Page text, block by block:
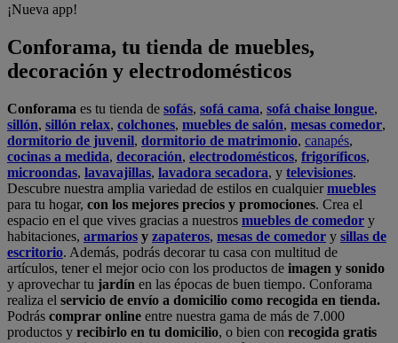
¡Nueva app!
Conforama, tu tienda de muebles,
decoración y electrodomésticos
Conforama es tu tienda de sofás, sofá cama, sofá chaise longue,
sillón, sillón relax, colchones, muebles de salón, mesas comedor,
dormitorio de juvenil, dormitorio de matrimonio, canapés,
cocinas a medida, decoración, electrodomésticos, frigoríficos,
microondas, lavavajillas, lavadora secadora, y televisiones.
Descubre nuestra amplia variedad de estilos en cualquiermuebles
para tu hogar, con los mejores precios y promociones. Crea el
espacio en el que vives gracias a nuestros muebles de comedor y
habitaciones, armarios y zapateros, mesas de comedor y sillas de
escritorio. Además, podrás decorar tu casa con multitud de
artículos, tener el mejor ocio con los productos de imagen y sonido
y aprovechar tu jardín en las épocas de buen tiempo. Conforama
realiza el servicio de envío a domicilio como recogida en tienda.
Podrás comprar online entre nuestra gama de más de 7.000
productos y recibirlo en tu domicilio, o bien con recogida gratis